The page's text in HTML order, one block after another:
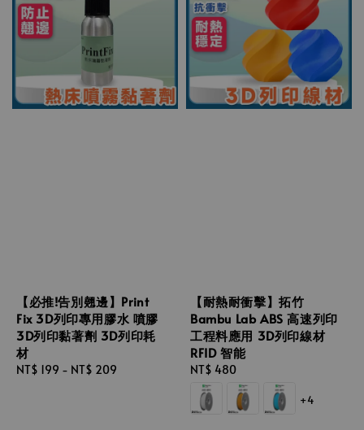
【必推!告別翹邊】Print
Fix 3D列印專用膠水 噴膠
3D列印黏著劑 3D列印耗
材
Regular
NT$ 199 - NT$ 209
【耐熱耐衝擊】拓竹
Bambu Lab ABS 高速列印
工程料應用 3D列印線材
RFID 智能
Regular
price
NT$ 480
+4